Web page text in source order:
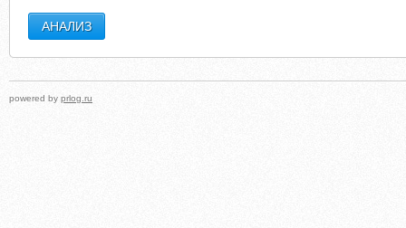
powered by prlog.ru